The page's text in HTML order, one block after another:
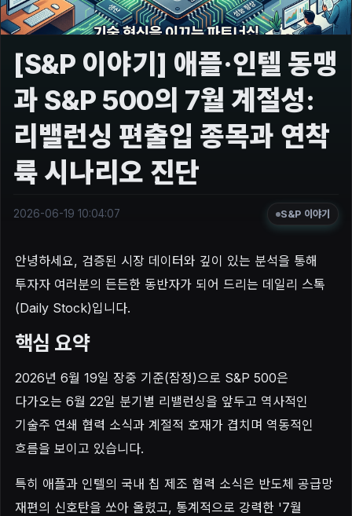
[S&P 이야기] 애플·인텔 동맹
과 S&P 500의 7월 계절성:
리밸런싱 편출입 종목과 연착
륙 시나리오 진단
2026-06-19 10:04:07 S&P 이야기
안녕하세요, 검증된 시장 데이터와 깊이 있는 분석을 통해
투자자 여러분의 든든한 동반자가 되어 드리는 데일리 스톡
(Daily Stock)입니다.
핵심 요약
2026년 6월 19일 장중 기준(잠정)으로 S&P 500은
다가오는 6월 22일 분기별 리밸런싱을 앞두고 역사적인
기술주 연쇄 협력 소식과 계절적 호재가 겹치며 역동적인
흐름을 보이고 있습니다.
특히 애플과 인텔의 국내 칩 제조 협력 소식은 반도체 공급망
재편의 신호탄을 쏘아 올렸고, 통계적으로 강력한 '7월